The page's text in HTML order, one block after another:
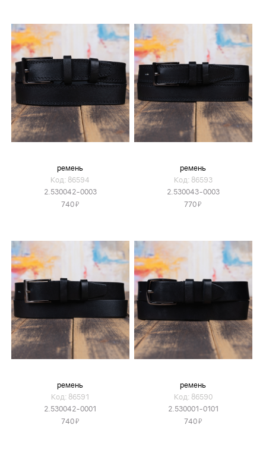
ремень
Код: 86594
2.530042-0003
740Я
ремень
Код: 86593
2.530043-0003
770Я
ремень
Код: 86591
2.530042-0001
740Я
ремень
Код: 86590
2.530001-0101
740Я